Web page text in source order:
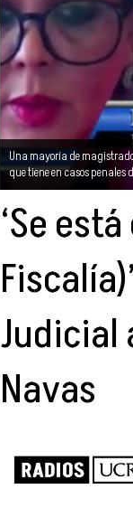
Una mayoría de
que tiene en casos penales
‘Se
Judicial
Navas